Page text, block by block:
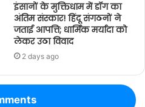
इंसानों के मुक्तिधाम में डॉग का
अंतिम संस्कार! हिंदू संगठनों ने
जताई आपत्ति; धार्मिक मर्यादा को
लेकर उठा विवाद
2 days ago